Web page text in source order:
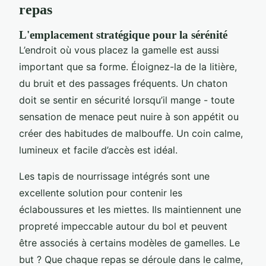
repas
L'emplacement stratégique pour la sérénité
L’endroit où vous placez la gamelle est aussi
important que sa forme. Éloignez-la de la litière,
du bruit et des passages fréquents. Un chaton
doit se sentir en sécurité lorsqu’il mange - toute
sensation de menace peut nuire à son appétit ou
créer des habitudes de malbouffe. Un coin calme,
lumineux et facile d’accès est idéal.
Les tapis de nourrissage intégrés sont une
excellente solution pour contenir les
éclaboussures et les miettes. Ils maintiennent une
propreté impeccable autour du bol et peuvent
être associés à certains modèles de gamelles. Le
but ? Que chaque repas se déroule dans le calme,